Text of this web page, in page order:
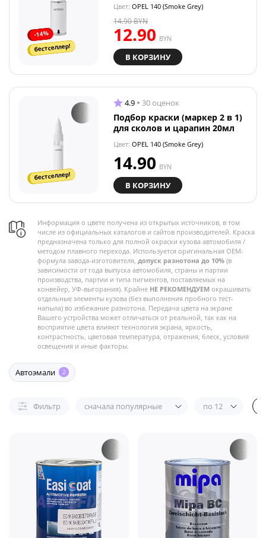
-14%
бестселлер!
Цвет: OPEL 140 (Smoke Grey)
12.90 BYN
14.90BYN
В КОРЗИНУ
бестселлер!
4.9 30 оценок
Подбор краски (маркер 2 в 1)
для сколов и царапин 20мл
Цвет: OPEL 140 (Smoke Grey)
14.90 BYN
В КОРЗИНУ
Информация о цвете получена из открытых источников, в том
числе из официальных каталогов и сайтов производителей. Краска
предназначена только для полной окраски кузова автомобиля /
методом плавного перехода. Используется оригинальная OEM-
формула завода-изготовителя, допуск разнотона до 10% (в
зависимости от года выпуска автомобиля, страны и партии
производства, партии и типа пигментов, поставляемых на
конвейер, УФ-выгорания). Крайне НЕ РЕКОМЕНДУЕМ окрашивать
отдельные элементы кузова (без выполнения пробного тест-
напыла) во избежание разнотона. Передача цвета на экране
Вашего устройства может отличаться от реальной, так как на
восприятие цвета влияют технология экрана, яркость,
контрастность, цветовая температура, отражения, блеск, условия
освещения и иные факторы.
Автоэмали 2
Фильтр сначала популярные по 12